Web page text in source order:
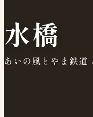
水橋
あいの風とやま鉄道